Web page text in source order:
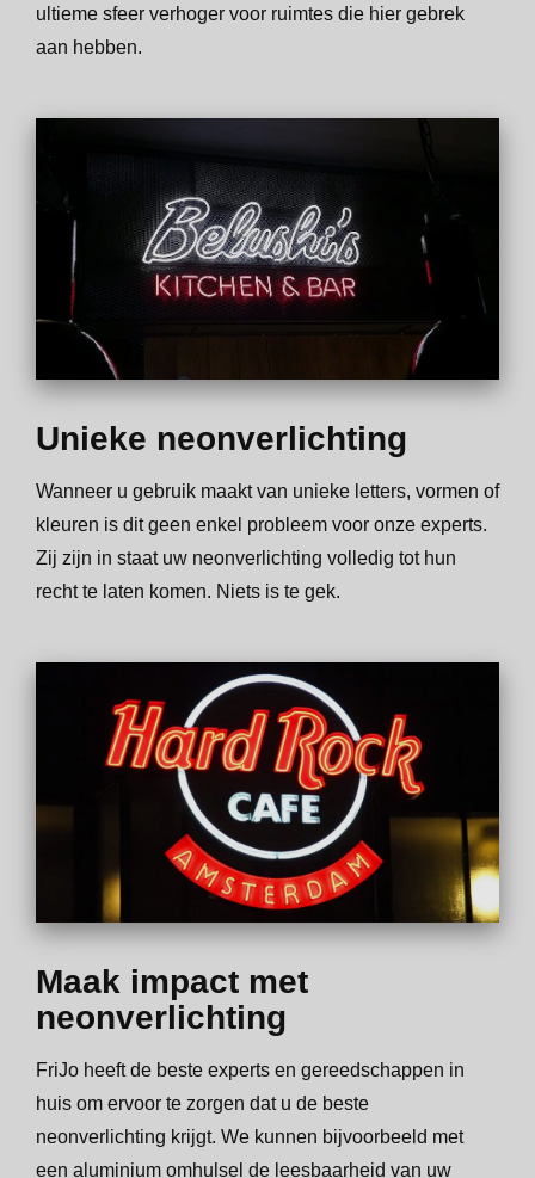
ultieme sfeer verhoger voor ruimtes die hier gebrek
aan hebben.
Unieke neonverlichting
Wanneer u gebruik maakt van unieke letters, vormen of
kleuren is dit geen enkel probleem voor onze experts.
Zij zijn in staat uw neonverlichting volledig tot hun
recht te laten komen. Niets is te gek.
Maak impact met
neonverlichting
FriJo heeft de beste experts en gereedschappen in
huis om ervoor te zorgen dat u de beste
neonverlichting krijgt. We kunnen bijvoorbeeld met
een aluminium omhulsel de leesbaarheid van uw